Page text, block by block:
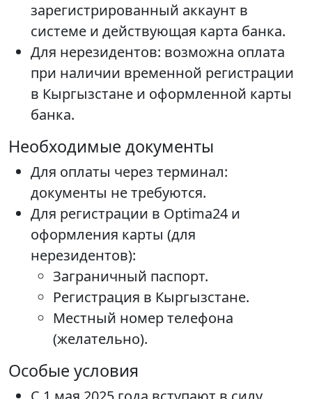
зарегистрированный аккаунт в
системе и действующая карта банка.
Для нерезидентов: возможна оплата
при наличии временной регистрации
в Кыргызстане и оформленной карты
банка.
Необходимые документы
Для оплаты через терминал:
документы не требуются.
Для регистрации в Optima24 и
оформления карты (для
нерезидентов):
Заграничный паспорт.
Регистрация в Кыргызстане.
Местный номер телефона
(желательно).
Особые условия